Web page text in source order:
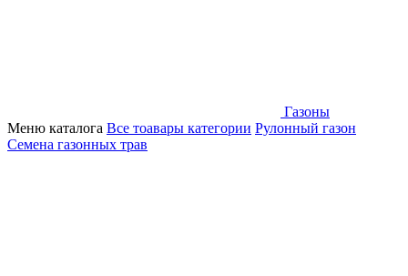
Газоны
Меню каталога Все тоавары категории Рулонный газон
Семена газонных трав